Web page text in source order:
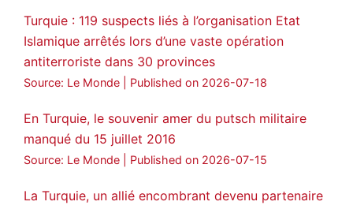
Turquie : 119 suspects liés à l’organisation Etat
Islamique arrêtés lors d’une vaste opération
antiterroriste dans 30 provinces
Source: Le Monde Published on 2026-07-18
En Turquie, le souvenir amer du putsch militaire
manqué du 15 juillet 2016
Source: Le Monde Published on 2026-07-15
La Turquie, un allié encombrant devenu partenaire